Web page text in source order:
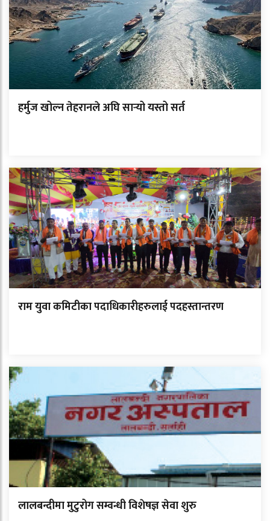
हर्मुज खोल्न तेहरानले अघि सार्‍यो यस्तो सर्त
राम युवा कमिटीका पदाधिकारीहरुलाई पदहस्तान्तरण
लालबन्दीमा मुटुरोग सम्वन्धी विशेषज्ञ सेवा शुरु